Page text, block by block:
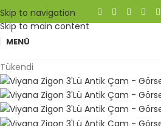
Skip to navigation
Skip to main content
MENÜ
Tükendi